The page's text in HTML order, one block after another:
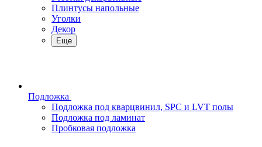
Плинтусы напольные
Уголки
Декор
Еще
Подложка
Подложка под кварцвинил, SPC и LVT полы
Подложка под ламинат
Пробковая подложка